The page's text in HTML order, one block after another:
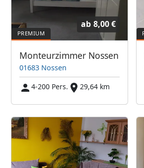
ab 8,00 €
Monteurzimmer Nossen
01683 Nossen
4-200 Pers.
29,64 km